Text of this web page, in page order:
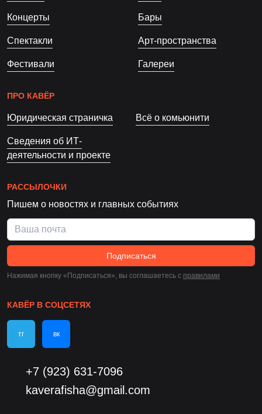
Концерты
Спектакли
Фестивали
Бары
Арт-пространства
Галереи
ПРО КАВЁР
Юридическая страничка Всё о комьюнити
Сведения об ИТ-
деятельности и проекте
РАССЫЛОЧКИ
Пишем о новостях и главных событиях
Подписаться
Нажимая кнопку «Подписаться», вы соглашаетесь c правилами
КАВЁР В СОЦСЕТЯХ
тг вк
+7 (923) 631-7096
kaverafisha@gmail.com